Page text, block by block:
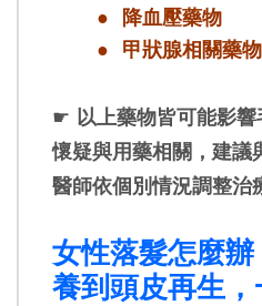
● 降血壓藥物
● 甲狀腺相關藥物
☛ 以上藥物皆可能影
懷疑與用藥相關，建議
醫師依個別情況調整治
女性落髮怎麼
養到頭皮再生